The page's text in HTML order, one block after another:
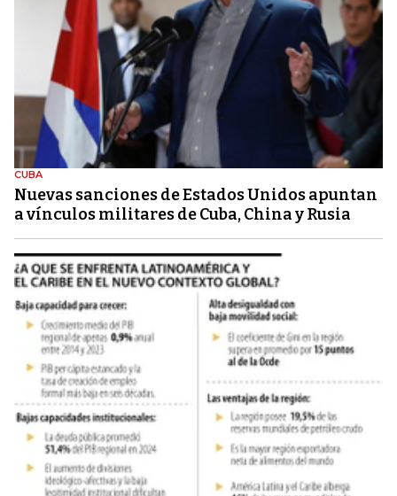
CUBA
Nuevas sanciones de Estados Unidos apuntan
a vínculos militares de Cuba, China y Rusia